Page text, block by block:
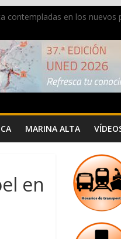
contempladas en los
en los Jardins de
Dénia
MARINA ALTA
en